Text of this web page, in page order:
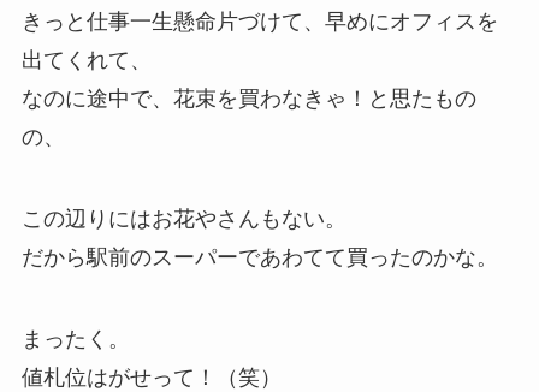
きっと仕事一生懸命片づけて、早めにオフィスを
出てくれて、
なのに途中で、花束を買わなきゃ！と思たもの
の、
この辺りにはお花やさんもない。
だから駅前のスーパーであわてて買ったのかな。
まったく。
値札位はがせって！（笑）